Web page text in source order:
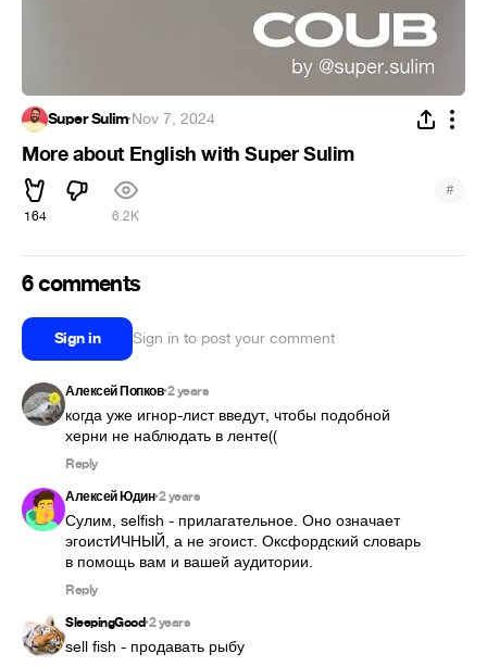
Super Sulim·Nov 7, 2024
More about English with Super Sulim
164 6.2K
#
6 comments
Sign in Sign in to post your comment
Алексей Попков•2 years
когда уже игнор-лист введут, чтобы подобной
херни не наблюдать в ленте((
Reply
Алексей Юдин•2 years
Сулим, selfish - прилагательное. Оно означает
эгоистИЧНЫЙ, а не эгоист. Оксфордский словарь
в помощь вам и вашей аудитории.
Reply
SleepingGood•2 years
sell fish - продавать рыбу